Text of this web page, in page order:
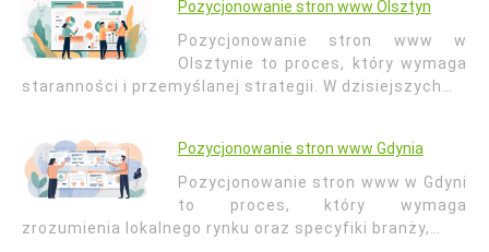
Pozycjonowanie stron www Olsztyn
Pozycjonowanie stron www w
Olsztynie to proces, który wymaga
staranności i przemyślanej strategii. W dzisiejszych…
Pozycjonowanie stron www Gdynia
Pozycjonowanie stron www w Gdyni
to proces, który wymaga
zrozumienia lokalnego rynku oraz specyfiki branży,…